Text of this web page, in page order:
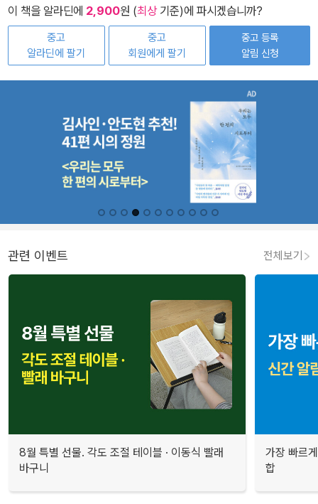
이 책을 알라딘에 2,900원 (최상기준)에 파시겠습니까?
중고
알라딘에 팔기
중고
회원에게 팔기
중고 등록
알림 신청
관련 이벤트 전체보기
8월 특별 선물. 각도 조절 테이블 · 이동식 빨래
바구니
가장 빠르
합